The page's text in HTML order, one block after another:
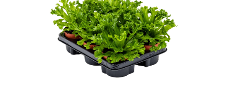
NA OBJEDNÁVKU